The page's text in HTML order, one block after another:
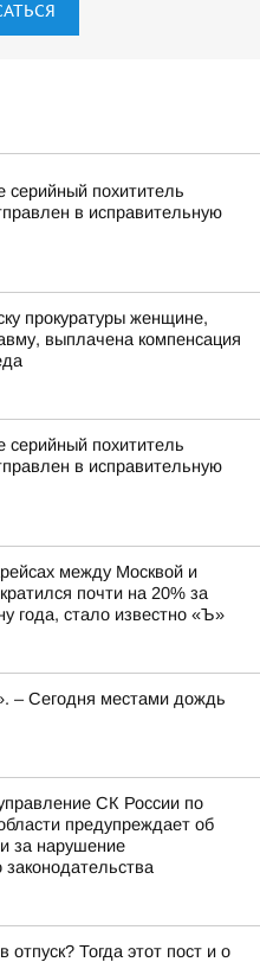
серийный похититель
в исправительную
прокуратуры женщине,
выплачена компенсация
серийный похититель
в исправительную
между Москвой и
почти на 20% за
года, стало известно «Ъ»
– Сегодня местами дождь
СК России по
предупреждает об
за нарушение
законодательства
Тогда этот пост и о